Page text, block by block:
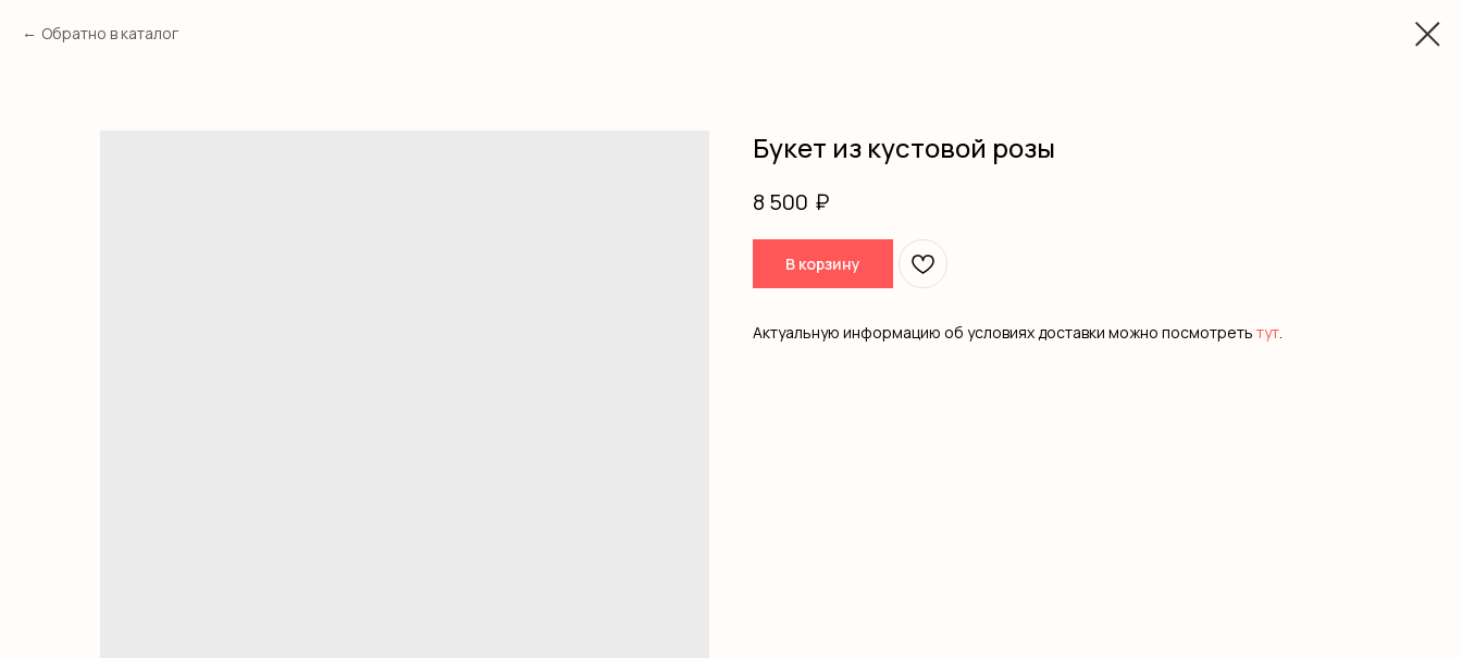
Обратно в каталог
Букет из кустовой розы
8 500 ₽
В корзину
Актуальную информацию об условиях доставки можно посмотреть тут